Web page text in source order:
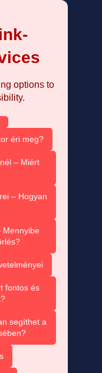
options to
éri meg?
– Miért
– Hogyan
Mennyibe
fontos és
segíthet a